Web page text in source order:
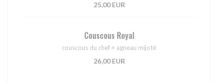
25,00 EUR
Couscous Royal
couscous du chef + agneau mijoté
26,00 EUR